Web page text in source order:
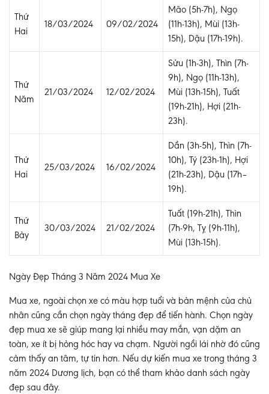
Thứ
Hai
18/03/2024 09/02/2024
Mão (5h-7h), Ngọ
(11h-13h), Mùi (13h-
15h), Dậu (17h-19h).
Thứ
Năm
21/03/2024 12/02/2024
Sửu (1h-3h), Thìn (7h-
9h), Ngọ (11h-13h),
Mùi (13h-15h), Tuất
(19h-21h), Hợi (21h-
23h).
Thứ
Hai
25/03/2024 16/02/2024
Dần (3h-5h), Thìn (7h-
10h), Tý (23h-1h), Hợi
(21h-23h), Dậu (17h–
19h).
Thứ
Bảy
30/03/2024 21/02/2024
Tuất (19h-21h), Thìn
(7h-9h, Tỵ (9h-11h),
Mùi (13h-15h).
Ngày Đẹp Tháng 3 Năm 2024 Mua Xe
Mua xe, ngoài chọn xe có màu hợp tuổi và bản mệnh của chủ
nhân cũng cần chọn ngày tháng đẹp để tiến hành. Chọn ngày
đẹp mua xe sẽ giúp mang lại nhiều may mắn, vạn dặm an
toàn, xe ít bị hỏng hóc hay va chạm. Người ngồi lái nhờ đó cũng
cảm thấy an tâm, tự tin hơn. Nếu dự kiến mua xe trong tháng 3
năm 2024 Dương lịch, bạn có thể tham khảo danh sách ngày
đẹp sau đây.